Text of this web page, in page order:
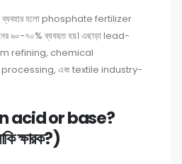
ব্যবহার হলো phosphate fertilizer
৬০-৭০% ব্যবহৃত হয়। এছাড়া lead-
refining, chemical
এবং textile industry-
acid or base?
ক্ষারক?)